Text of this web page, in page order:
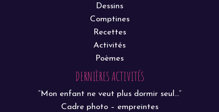
Dessins
Comptines
Recettes
Activités
Poèmes
DERNIÈRES ACTIVITÉS
“Mon enfant ne veut plus dormir seul…”
Cadre photo – empreintes